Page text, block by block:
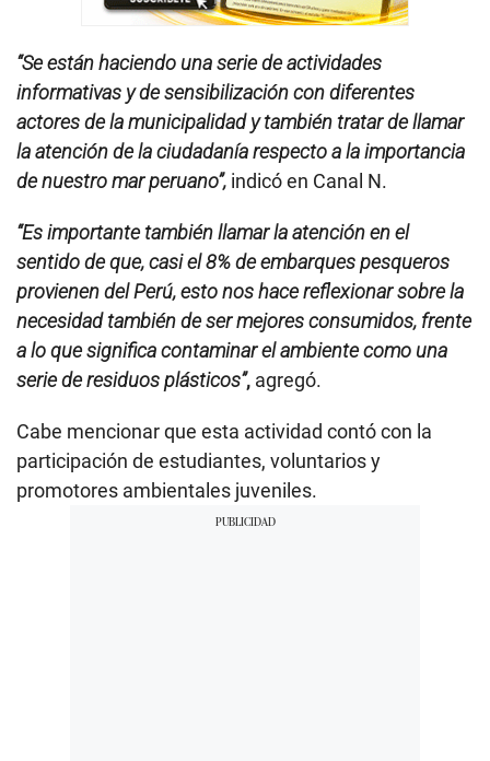
“Se están haciendo una serie de actividades
informativas y de sensibilización con diferentes
actores de la municipalidad y también tratar de llamar
la atención de la ciudadanía respecto a la importancia
de nuestro mar peruano”, indicó en Canal N.
“Es importante también llamar la atención en el
sentido de que, casi el 8% de embarques pesqueros
provienen del Perú, esto nos hace reflexionar sobre la
necesidad también de ser mejores consumidos, frente
a lo que significa contaminar el ambiente como una
serie de residuos plásticos”, agregó.
Cabe mencionar que esta actividad contó con la
participación de estudiantes, voluntarios y
promotores ambientales juveniles.